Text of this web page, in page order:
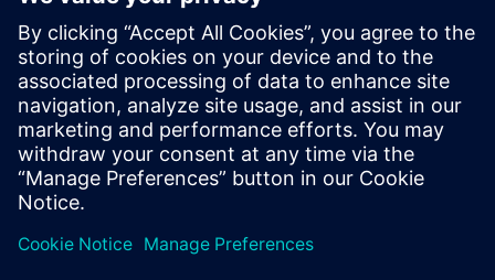
Forespørsel om eksklusiv opplæring
Fyll ut skjemaet nedenfor hvis du ønsker et tilbud på et
eksklusivt kurs, enten på stedet, virtuelt eller på vårt SITRAIN-
kurssenter. Denne typen forespørsel passer for større grupper (6
personer eller flere). Etter at du har oppgitt kontaktinformasjon
og kursbehov, vil du motta et tilbud fra oss.
Be om eksklusivt tilbud